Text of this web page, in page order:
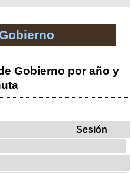
Gobierno por año y
Sesión